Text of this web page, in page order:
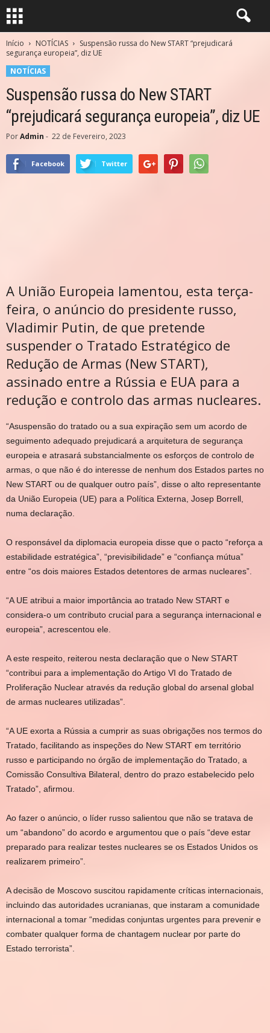
Início NOTÍCIAS
Suspensão russa do New START “prejudicará
segurança europeia”, diz UE
NOTÍCIAS
Suspensão russa do New START
“prejudicará segurança europeia”, diz UE
PorAdmin - 22 de Fevereiro, 2023
Facebook Twitter
A União Europeia lamentou, esta terça-
feira, o anúncio do presidente russo,
Vladimir Putin, de que pretende
suspender o Tratado Estratégico de
Redução de Armas (New START),
assinado entre a Rússia e EUA para a
redução e controlo das armas nucleares.
“Asuspensão do tratado ou a sua expiração sem um acordo de
seguimento adequado prejudicará a arquitetura de segurança
europeia e atrasará substancialmente os esforços de controlo de
armas, o que não é do interesse de nenhum dos Estados partes no
New START ou de qualquer outro país” , disse o alto representante
da União Europeia (UE) para a Política Externa, Josep Borrell,
numa declaração.
O responsável da diplomacia europeia disse que o pacto “reforça a
estabilidade estratégica”, “previsibilidade” e “confiança mútua”
entre “os dois maiores Estados detentores de armas nucleares”.
“A UE atribui a maior importância ao tratado New START e
considera-o um contributo crucial para a segurança internacional e
europeia”, acrescentou ele.
A este respeito, reiterou nesta declaração que o New START
“contribui para a implementação do Artigo VI do Tratado de
Proliferação Nuclear através da redução global do arsenal global
de armas nucleares utilizadas”.
“A UE exorta a Rússia a cumprir as suas obrigações nos termos do
Tratado, facilitando as inspeções do New START em território
russo e participando no órgão de implementação do Tratado, a
Comissão Consultiva Bilateral, dentro do prazo estabelecido pelo
Tratado”, afirmou.
Ao fazer o anúncio, o líder russo salientou que não se tratava de
um “abandono” do acordo e argumentou que o país “deve estar
preparado para realizar testes nucleares se os Estados Unidos os
realizarem primeiro”.
A decisão de Moscovo suscitou rapidamente críticas internacionais,
incluindo das autoridades ucranianas, que instaram a comunidade
internacional a tomar “medidas conjuntas urgentes para prevenir e
combater qualquer forma de chantagem nuclear por parte do
Estado terrorista”.